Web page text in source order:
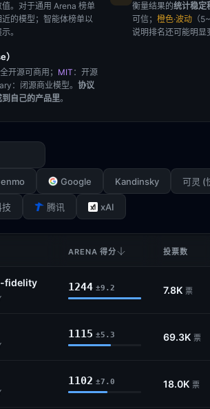
。对于通用 Arena 榜单
的模型；智能体榜单以
。
衡量结果的统计稳定
可信； 橙色·波动 （
说明排名还可能明显
开源可商用； MIT ：开源
：闭源商业模型。 协议
自己的产品里。
Google Kandinsky 可灵 (
腾讯 xAI
ARENA 得分 投票数
fidelity 1244 ±9.2 7.8K 票
1115 ±5.3 69.3K 票
1102 ±7.0 18.0K 票